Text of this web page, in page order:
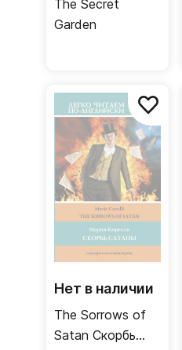
The Secret
Garden
Нет в наличии
The Sorrows of
Satan Скорбь